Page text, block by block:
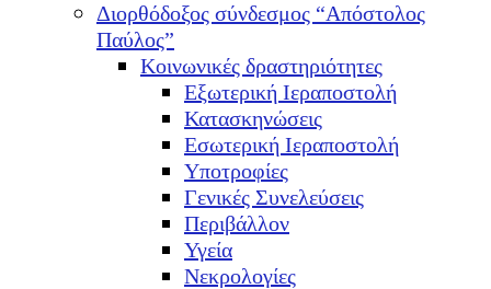
Διορθόδοξος σύνδεσμος “Απόστολος
Παύλος”
Κοινωνικές δραστηριότητες
Εξωτερική Ιεραποστολή
Κατασκηνώσεις
Εσωτερική Ιεραποστολή
Υποτροφίες
Γενικές Συνελεύσεις
Περιβάλλον
Υγεία
Νεκρολογίες